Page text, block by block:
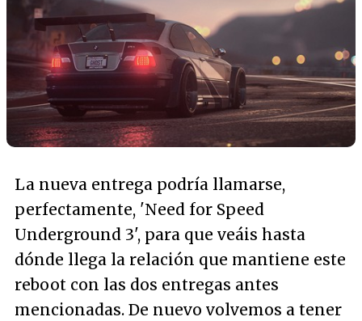
La nueva entrega podría llamarse,
perfectamente, 'Need for Speed
Underground 3', para que veáis hasta
dónde llega la relación que mantiene este
reboot con las dos entregas antes
mencionadas. De nuevo volvemos a tener